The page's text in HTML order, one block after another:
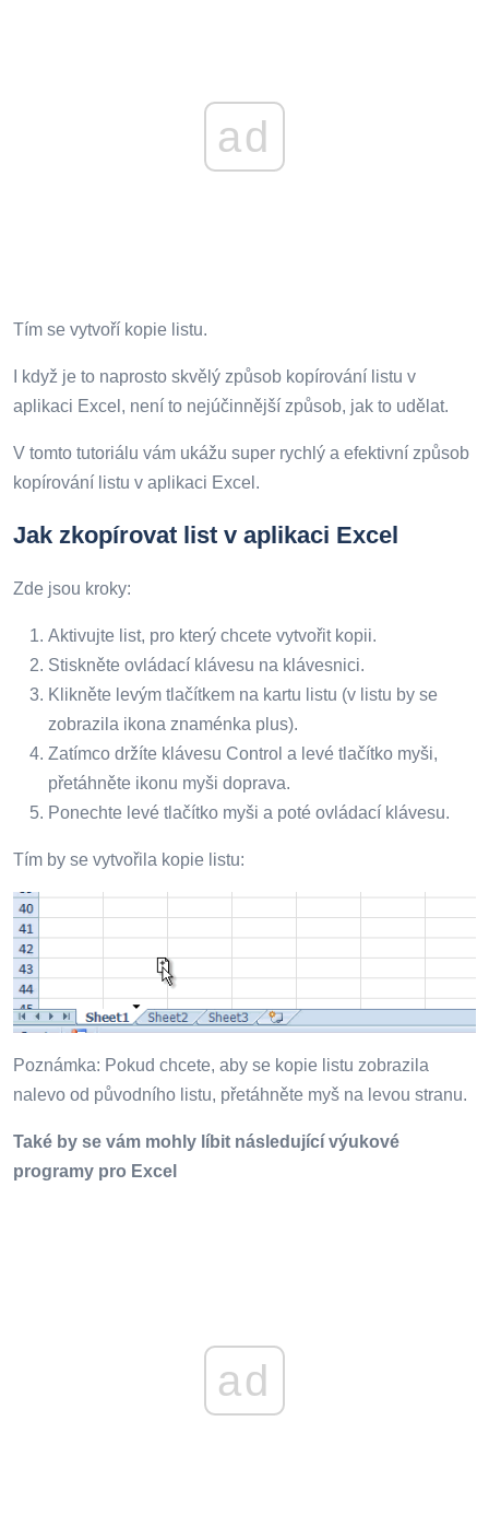
ad
Tím se vytvoří kopie listu.
I když je to naprosto skvělý způsob kopírování listu v
aplikaci Excel, není to nejúčinnější způsob, jak to udělat.
V tomto tutoriálu vám ukážu super rychlý a efektivní způsob
kopírování listu v aplikaci Excel.
Jak zkopírovat list v aplikaci Excel
Zde jsou kroky:
Aktivujte list, pro který chcete vytvořit kopii.
Stiskněte ovládací klávesu na klávesnici.
Klikněte levým tlačítkem na kartu listu (v listu by se
zobrazila ikona znaménka plus).
Zatímco držíte klávesu Control a levé tlačítko myši,
přetáhněte ikonu myši doprava.
Ponechte levé tlačítko myši a poté ovládací klávesu.
Tím by se vytvořila kopie listu:
Poznámka: Pokud chcete, aby se kopie listu zobrazila
nalevo od původního listu, přetáhněte myš na levou stranu.
Také by se vám mohly líbit následující výukové
programy pro Excel
ad